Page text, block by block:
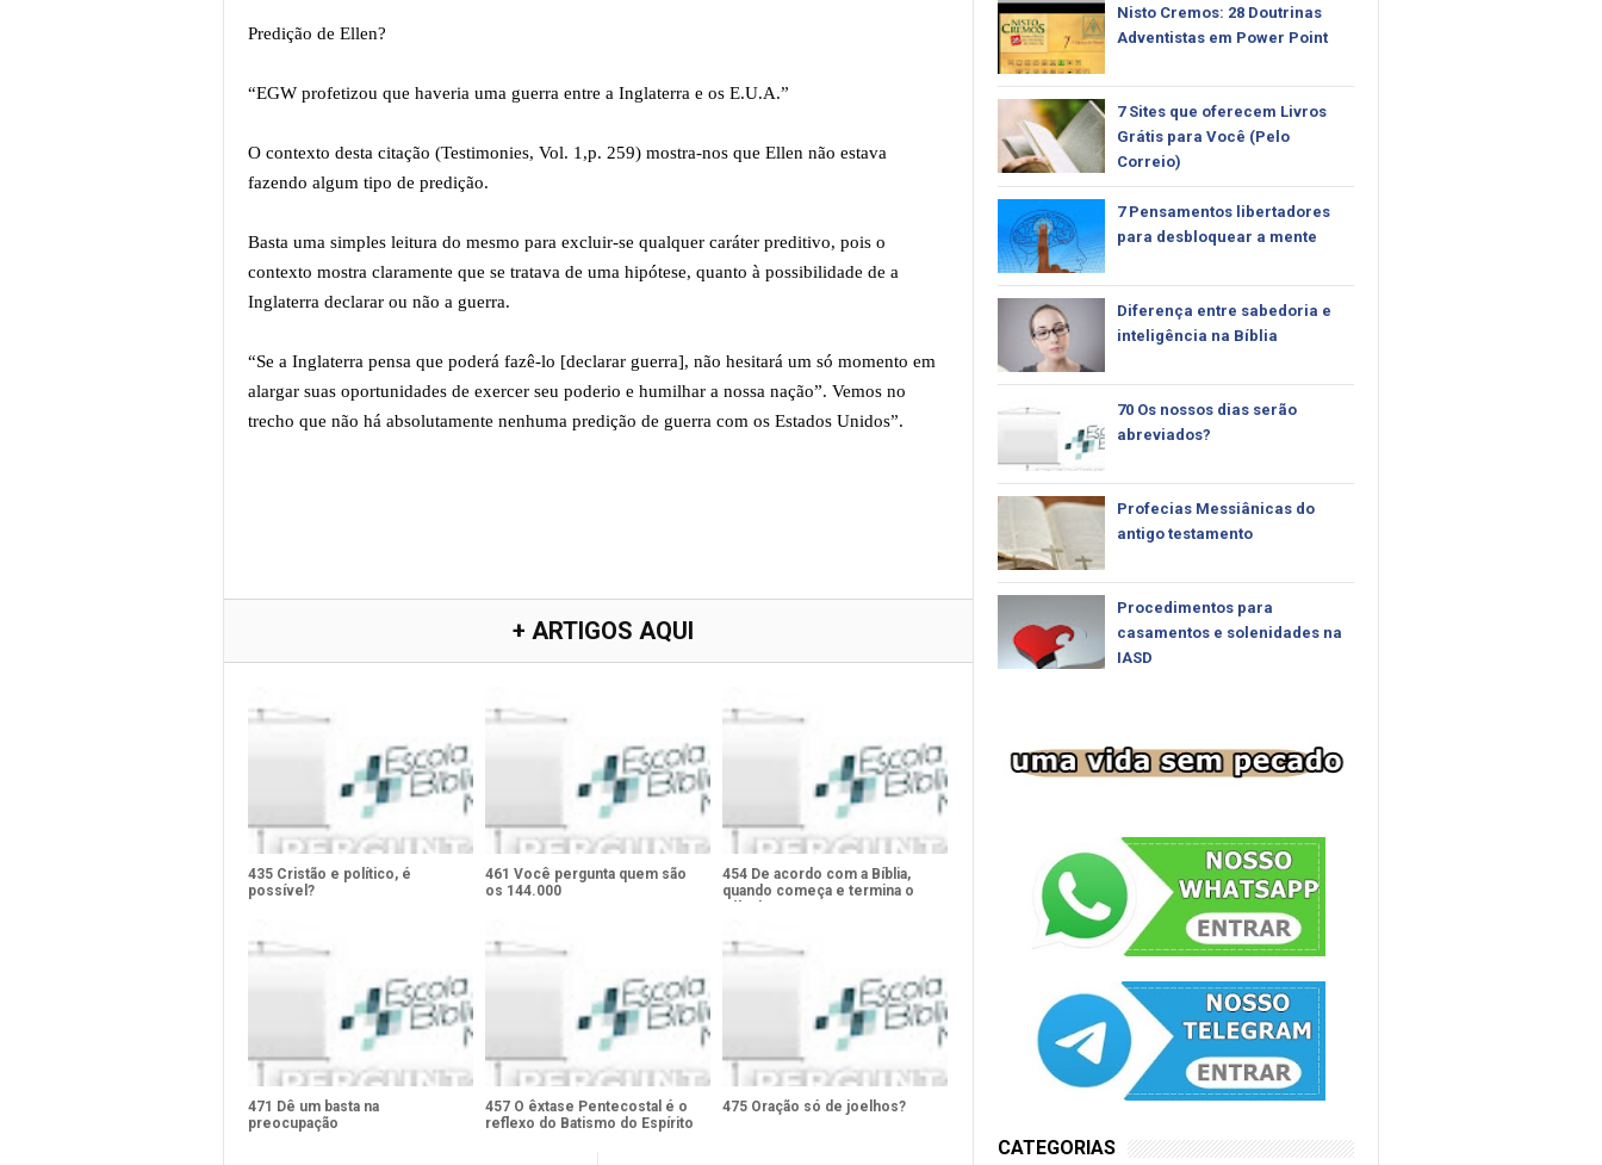
Predição de Ellen?
“EGW profetizou que haveria uma guerra entre a Inglaterra e os E.U.A.”
O contexto desta citação (Testimonies, Vol. 1,p. 259) mostra-nos que Ellen não estava
fazendo algum tipo de predição.
Basta uma simples leitura do mesmo para excluir-se qualquer caráter preditivo, pois o
contexto mostra claramente que se tratava de uma hipótese, quanto à possibilidade de a
Inglaterra declarar ou não a guerra.
“Se a Inglaterra pensa que poderá fazê-lo [declarar guerra], não hesitará um só momento em
alargar suas oportunidades de exercer seu poderio e humilhar a nossa nação”. Vemos no
trecho que não há absolutamente nenhuma predição de guerra com os Estados Unidos”.
+ ARTIGOS AQUI
435 Cristão e político, é
possível?
461 Você pergunta quem são
os 144.000
454 De acordo com a Bíblia,
quando começa e termina o
471 Dê um basta na
preocupação
457 O êxtase Pentecostal é o
reflexo do Batismo do Espírito
475 Oração só de joelhos?
Nisto Cremos: 28 Doutrinas
Adventistas em Power Point
7 Sites que oferecem Livros
Grátis para Você (Pelo
Correio)
7 Pensamentos libertadores
para desbloquear a mente
Diferença entre sabedoria e
inteligência na Bíblia
70 Os nossos dias serão
abreviados?
Profecias Messiânicas do
antigo testamento
Procedimentos para
casamentos e solenidades na
IASD
CATEGORIAS